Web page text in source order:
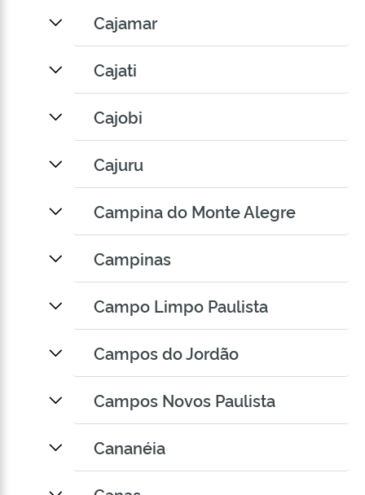
Cajamar
Cajati
Cajobi
Cajuru
Campina do Monte Alegre
Campinas
Campo Limpo Paulista
Campos do Jordão
Campos Novos Paulista
Cananéia